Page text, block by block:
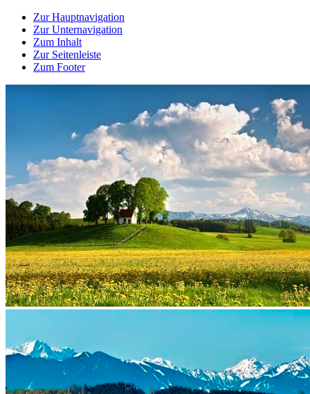
Zur Hauptnavigation
Zur Unternavigation
Zum Inhalt
Zur Seitenleiste
Zum Footer